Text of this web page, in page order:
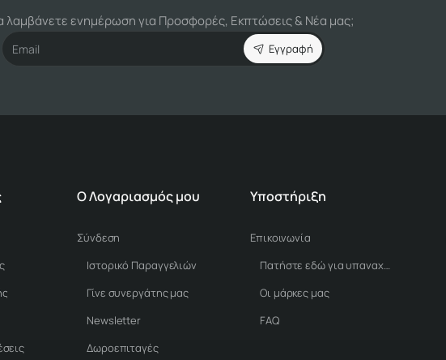
λαμβάνετε ενημέρωση για Προσφορές, Εκπτώσεις & Νέα μας;
Εγγραφή
Ο Λογαριασμός μου
Σύνδεση
Ιστορικό Παραγγελιών
Γίνε συνεργάτης μας
Newsletter
Δωροεπιταγές
Υποστήριξη
Επικοινωνία
Πατήστε εδώ για υπαναχώρηση
Οι μάρκες μας
FAQ